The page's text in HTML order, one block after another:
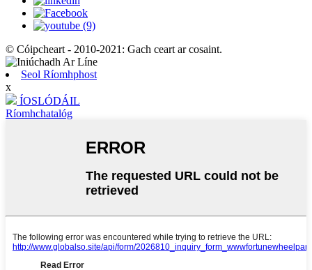
© Cóipcheart - 2010-2021: Gach ceart ar cosaint.
Seol Ríomhphost
x
ÍOSLÓDÁIL
Ríomhchatalóg